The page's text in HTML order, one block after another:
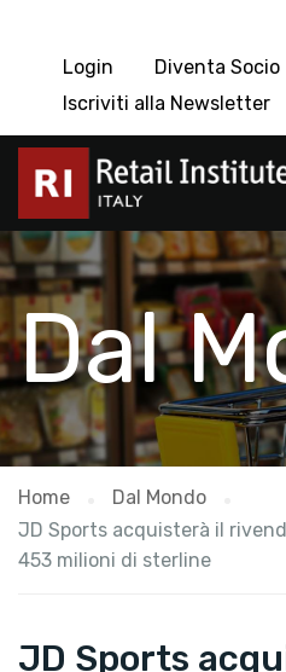
Login
Diventa Socio
Iscriviti alla Newsletter
Dal
Home
Dal Mondo
JD Sports acquisterà il
453 milioni di sterline
JD Sports